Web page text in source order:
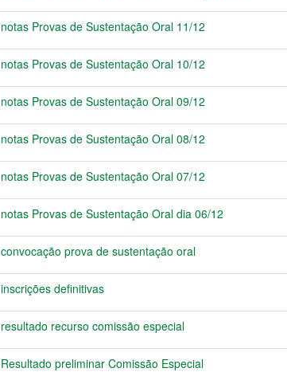
notas Provas de Sustentação Oral 11/12
notas Provas de Sustentação Oral 10/12
notas Provas de Sustentação Oral 09/12
notas Provas de Sustentação Oral 08/12
notas Provas de Sustentação Oral 07/12
notas Provas de Sustentação Oral dia 06/12
convocação prova de sustentação oral
inscrições definitivas
resultado recurso comissão especial
Resultado preliminar Comissão Especial